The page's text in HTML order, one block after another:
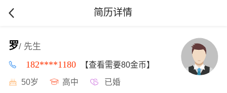
简历详情
罗/ 先生
182****1180 【查看需要80金币】
50岁 高中 已婚